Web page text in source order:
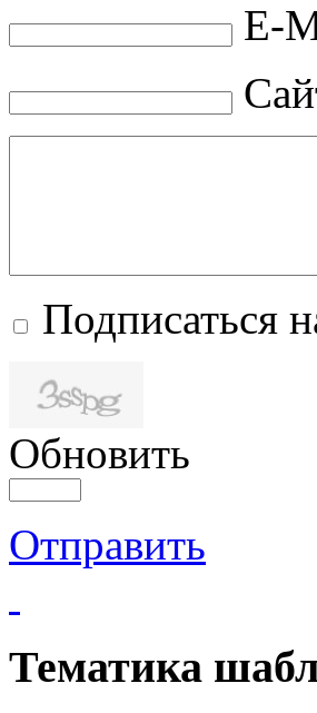
E-
Подписаться
Обновить
Отправить
Тематика